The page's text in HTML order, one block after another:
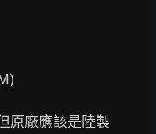
原廠應該是陸製